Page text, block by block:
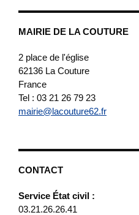
MAIRIE DE LA COUTURE
2 place de l'église
62136 La Couture
France
Tel : 03 21 26 79 23
mairie@lacouture62.fr
CONTACT
Service État civil :
03.21.26.26.41